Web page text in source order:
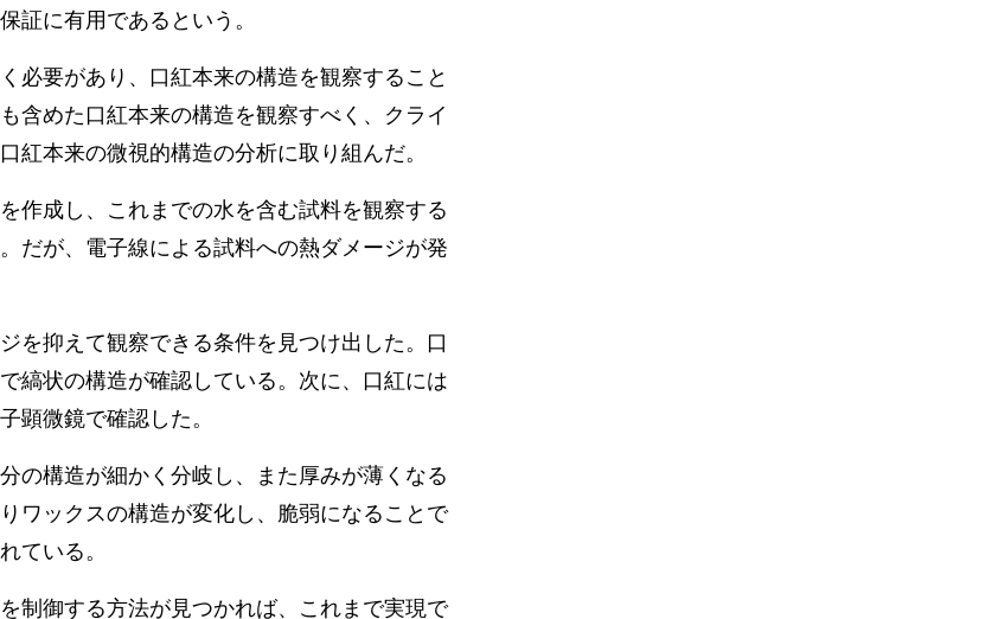
証に有用であるという。
必要があり、口紅本来の構造を観察すること
含めた口紅本来の構造を観察すべく、クライ
本来の微視的構造の分析に取り組んだ。
作成し、これまでの水を含む試料を観察する
だが、電子線による試料への熱ダメージが発
を抑えて観察できる条件を見つけ出した。口
縞状の構造が確認している。次に、口紅には
顕微鏡で確認した。
の構造が細かく分岐し、また厚みが薄くなる
ワックスの構造が変化し、脆弱になることで
ている。
制御する方法が見つかれば、これまで実現で